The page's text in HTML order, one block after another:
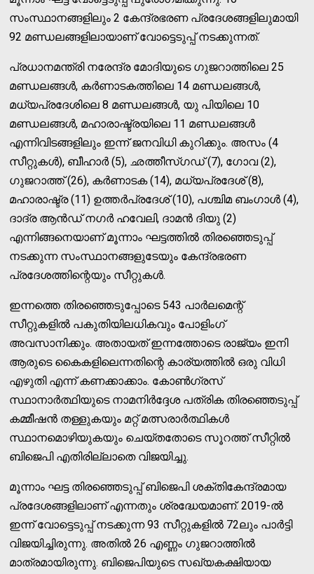
സംസ്ഥാനങ്ങളിലും 2 കേന്ദ്രഭരണ പ്രദേശങ്ങളിലുമായി
92 മണ്ഡലങ്ങളിലായാണ് വോട്ടെടുപ്പ് നടക്കുന്നത്.
പ്രധാനമന്ത്രി നരേന്ദ്ര മോദിയുടെ ഗുജറാത്തിലെ 25
മണ്ഡലങ്ങള്‍, കര്‍ണാടകത്തിലെ 14 മണ്ഡലങ്ങള്‍,
മധ്യപ്രദേശിലെ 8 മണ്ഡലങ്ങള്‍, യു പിയിലെ 10
മണ്ഡലങ്ങള്‍, മഹാരാഷ്ട്രയിലെ 11 മണ്ഡലങ്ങള്‍
എന്നിവിടങ്ങളിലും ഇന്ന് ജനവിധി കുറിക്കും. അസം (4
സീറ്റുകള്‍), ബീഹാര്‍ (5), ഛത്തീസ്ഗഡ് (7), ഗോവ (2),
ഗുജറാത്ത് (26), കര്‍ണാടക (14), മധ്യപ്രദേശ് (8),
മഹാരാഷ്ട്ര (11) ഉത്തര്‍പ്രദേശ് (10), പശ്ചിമ ബംഗാള്‍ (4),
ദാദ്ര ആന്‍ഡ് നഗര്‍ ഹവേലി, ദാമന്‍ ദിയു (2)
എന്നിങ്ങനെയാണ് മൂന്നാം ഘട്ടത്തില്‍ തിരഞ്ഞെടുപ്പ്
നടക്കുന്ന സംസ്ഥാനങ്ങളുടേയും കേന്ദ്രഭരണ
പ്രദേശത്തിന്റെയും സീറ്റുകള്‍.
ഇന്നത്തെ തിരഞ്ഞെടുപ്പോടെ 543 പാര്‍ലമെന്റ്
സീറ്റുകളില്‍ പകുതിയിലധികവും പോളിംഗ്
അവസാനിക്കും. അതായത് ഇന്നത്തോടെ രാജ്യം ഇനി
ആരുടെ കൈകളിലെന്നതിന്റെ കാര്യത്തില്‍ ഒരു വിധി
എഴുതി എന്ന് കണക്കാക്കാം. കോണ്‍ഗ്രസ്
സ്ഥാനാര്‍ത്ഥിയുടെ നാമനിര്‍ദ്ദേശ പത്രിക തിരഞ്ഞെടുപ്പ്
കമ്മീഷന്‍ തള്ളുകയും മറ്റ് മത്സരാര്‍ത്ഥികള്‍
സ്ഥാനമൊഴിയുകയും ചെയ്തതോടെ സൂറത്ത് സീറ്റില്‍
ബിജെപി എതിരില്ലാതെ വിജയിച്ചു.
മൂന്നാം ഘട്ട തിരഞ്ഞെടുപ്പ് ബിജെപി ശക്തികേന്ദ്രമായ
പ്രദേശങ്ങളിലാണ് എന്നതും ശ്രദ്ധേയമാണ്. 2019-ല്‍
ഇന്ന് വോട്ടെടുപ്പ് നടക്കുന്ന 93 സീറ്റുകളില്‍ 72ലും പാര്‍ട്ടി
വിജയിച്ചിരുന്നു. അതില്‍ 26 എണ്ണം ഗുജറാത്തില്‍
മാത്രമായിരുന്നു. ബിജെപിയുടെ സഖ്യകക്ഷിയായ